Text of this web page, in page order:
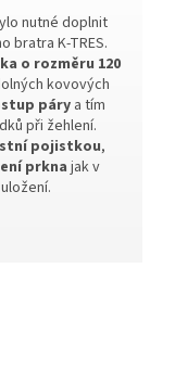
nutné doplnit
bratra K-TRES.
o rozměru 120
kovových
párya tím
při žehlení.
pojistkou,
prkna jak v